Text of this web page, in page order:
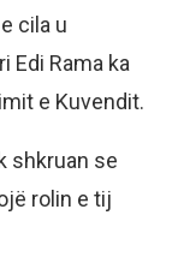
cila u
Edi Rama ka
e Kuvendit.
shkruan se
rolin e tij